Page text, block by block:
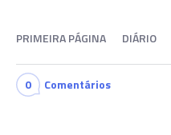
PRIMEIRA PÁGINA DIÁRIO
0 Comentários